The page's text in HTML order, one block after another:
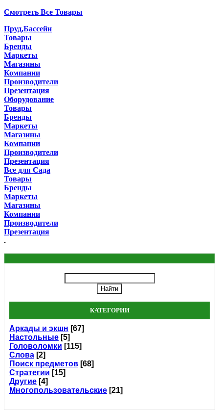
Смотреть Все Товары
Пруд,Бассейн
Товары
Бренды
Маркеты
Магазины
Компании
Производители
Презентация
Оборудование
Товары
Бренды
Маркеты
Магазины
Компании
Производители
Презентация
Все для Сада
Товары
Бренды
Маркеты
Магазины
Компании
Производители
Презентация
.
КАТЕГОРИИ
Аркады и экшн [67]
Настольные [5]
Головоломки [115]
Слова [2]
Поиск предметов [68]
Стратегии [15]
Другие [4]
Многопользовательские [21]